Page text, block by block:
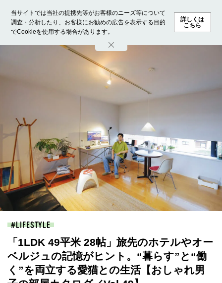
当サイトでは当社の提携先等がお客様のニーズ等について
調査・分析したり、お客様にお勧めの広告を表示する目的
でCookieを使用する場合があります。
詳しくは
こちら
ホーム モデル募集 ランキング ファッション ビューテ
LIFESTYLE
「1LDK 49平米 28帖」旅先のホテルやオー
ベルジュの記憶がヒント。“暮らす”と“働
く”を両立する愛猫との生活【おしゃれ男